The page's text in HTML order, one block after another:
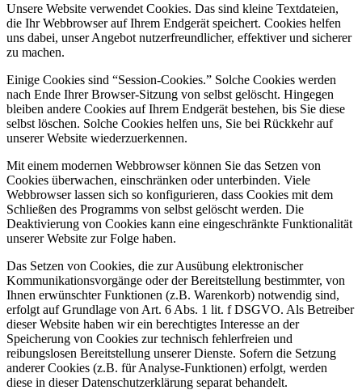
Unsere Website verwendet Cookies. Das sind kleine Textdateien,
die Ihr Webbrowser auf Ihrem Endgerät speichert. Cookies helfen
uns dabei, unser Angebot nutzerfreundlicher, effektiver und sicherer
zu machen.
Einige Cookies sind “Session-Cookies.” Solche Cookies werden
nach Ende Ihrer Browser-Sitzung von selbst gelöscht. Hingegen
bleiben andere Cookies auf Ihrem Endgerät bestehen, bis Sie diese
selbst löschen. Solche Cookies helfen uns, Sie bei Rückkehr auf
unserer Website wiederzuerkennen.
Mit einem modernen Webbrowser können Sie das Setzen von
Cookies überwachen, einschränken oder unterbinden. Viele
Webbrowser lassen sich so konfigurieren, dass Cookies mit dem
Schließen des Programms von selbst gelöscht werden. Die
Deaktivierung von Cookies kann eine eingeschränkte Funktionalität
unserer Website zur Folge haben.
Das Setzen von Cookies, die zur Ausübung elektronischer
Kommunikationsvorgänge oder der Bereitstellung bestimmter, von
Ihnen erwünschter Funktionen (z.B. Warenkorb) notwendig sind,
erfolgt auf Grundlage von Art. 6 Abs. 1 lit. f DSGVO. Als Betreiber
dieser Website haben wir ein berechtigtes Interesse an der
Speicherung von Cookies zur technisch fehlerfreien und
reibungslosen Bereitstellung unserer Dienste. Sofern die Setzung
anderer Cookies (z.B. für Analyse-Funktionen) erfolgt, werden
diese in dieser Datenschutzerklärung separat behandelt.